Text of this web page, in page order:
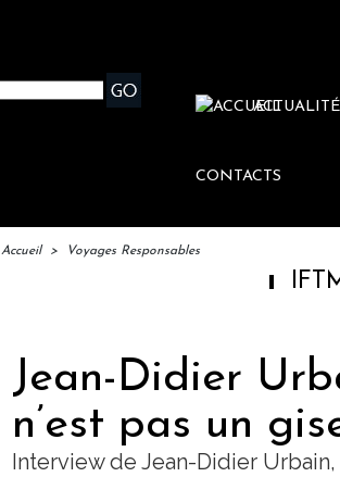
CONTACTS
Accueil > Voyages Responsables
IFTM :
Jean-Didier
n’est pas un
Interview de Jean-Didier